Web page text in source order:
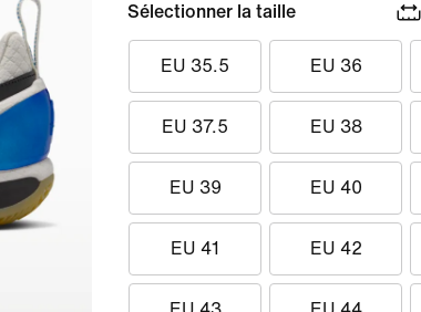
Sélectionner la taille
EU 35.5 EU 36
EU 37.5 EU 38
EU 39 EU 40
EU 41 EU 42